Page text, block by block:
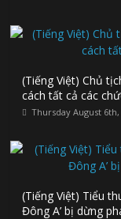
(Tiếng Việt) Chủ
cách tất cả các
Thursday August 6th,
(Tiếng Việt) Tiểu
Đông A’ bị dừng